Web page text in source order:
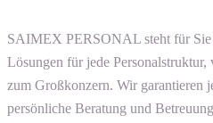
SAIMEX PERSONAL steht für
Lösungen für jede
zum Großkonzern. Wir garantieren
persönliche Beratung und